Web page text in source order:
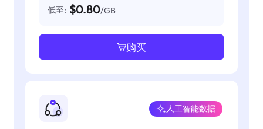
低至: $0.80/GB
购买
人工智能数据